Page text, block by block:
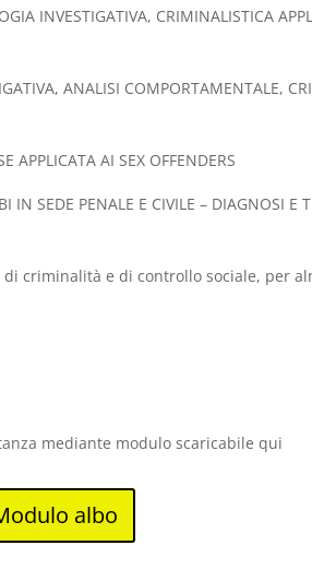
INVESTIGATIVA, CRIMINALISTICA
ANALISI COMPORTAMENTALE,
APPLICATA AI SEX OFFENDERS
IN SEDE PENALE E CIVILE – DIAGNOSI E
criminalità e di controllo sociale, per
mediante modulo scaricabile qui
albo